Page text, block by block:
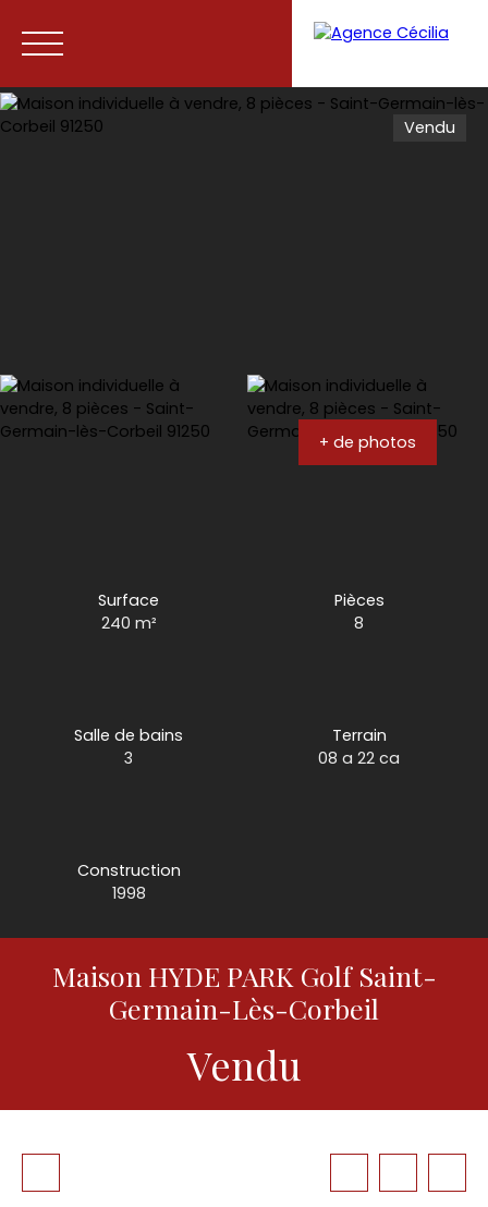
Vendu
+ de photos
Surface
240 m²
Pièces
8
Salle de bains
3
Terrain
08 a 22 ca
Construction
1998
Maison HYDE PARK Golf Saint-
Germain-Lès-Corbeil
Vendu